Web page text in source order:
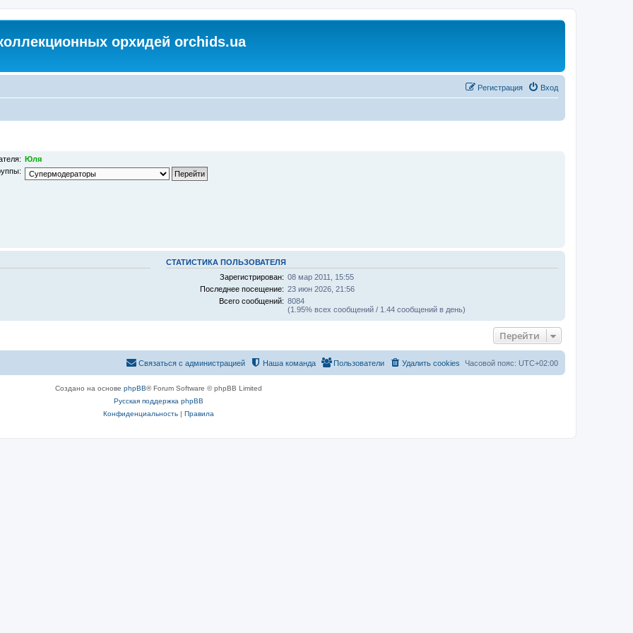
орхидей orchids.ua
Вход
Регистрация
Юля
СТАТИСТИКА ПОЛЬЗОВАТЕЛЯ
Зарегистрирован: 08 мар 2011, 15:55
Последнее посещение: 23 июн 2026, 21:56
Всего сообщений: 8084
(1.95% всех сообщений / 1.44 сообщений в день)
Перейти
Часовой пояс: UTC+02:00
Удалить cookies
Пользователи
Наша команда
Связаться с администрацией
Создано на основе phpBB® Forum Software © phpBB Limited
Русская поддержка phpBB
Конфиденциальность| Правила